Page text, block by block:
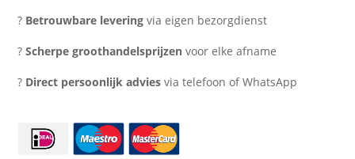
cm.
90
aantal
? Betrouwbare levering via eigen bezorgdienst
?Scherpe groothandelsprijzen voor elke afname
? Direct persoonlijk advies via telefoon of WhatsApp